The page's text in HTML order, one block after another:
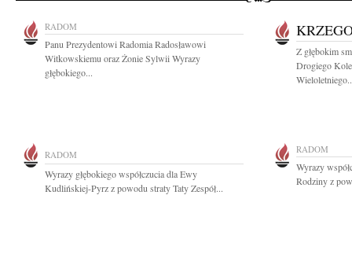
RADOM
Panu Prezydentowi Radomia Radosławowi
Witkowskiemu oraz Żonie Sylwii Wyrazy
głębokiego...
Z głębokim
Drogiego
RADOM
Wyrazy głębokiego współczucia dla Ewy
Kudlińskiej-Pyrz z powodu straty Taty Zespół...
RADOM
Wyrazy
Rodziny z